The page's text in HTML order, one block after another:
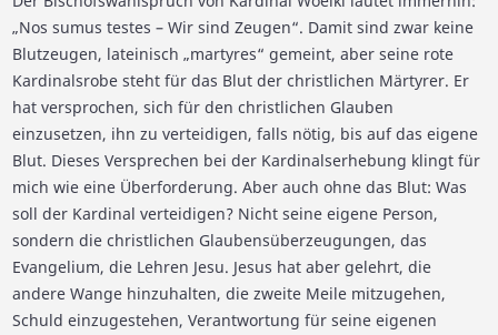
„Nos sumus testes – Wir sind Zeugen“. Damit sind zwar keine
Blutzeugen, lateinisch „martyres“ gemeint, aber seine rote
Kardinalsrobe steht für das Blut der christlichen Märtyrer. Er
hat versprochen, sich für den christlichen Glauben
einzusetzen, ihn zu verteidigen, falls nötig, bis auf das eigene
Blut. Dieses Versprechen bei der Kardinalserhebung klingt für
mich wie eine Überforderung. Aber auch ohne das Blut: Was
soll der Kardinal verteidigen? Nicht seine eigene Person,
sondern die christlichen Glaubensüberzeugungen, das
Evangelium, die Lehren Jesu. Jesus hat aber gelehrt, die
andere Wange hinzuhalten, die zweite Meile mitzugehen,
Schuld einzugestehen, Verantwortung für seine eigenen